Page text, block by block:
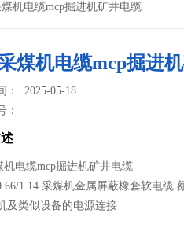
机电缆mcp掘进机矿井电缆
煤机电缆mcp掘进
： 2025-05-18
：
机电缆mcp掘进机矿井电缆
1.14 采煤机金属屏蔽橡套软电缆
及类似设备的电源连接